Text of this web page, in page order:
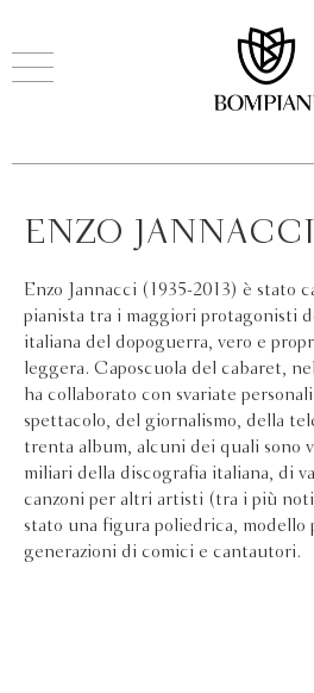
ENZO JANNACCI
Enzo Jannacci (1935-2013) è stato
pianista tra i maggiori protagonisti
italiana del dopoguerra, vero e
leggera. Caposcuola del cabaret,
ha collaborato con svariate
spettacolo, del giornalismo, della
trenta album, alcuni dei quali sono
miliari della discografia italiana, di
canzoni per altri artisti (tra i più
stato una figura poliedrica, modello
generazioni di comici e cantautori.